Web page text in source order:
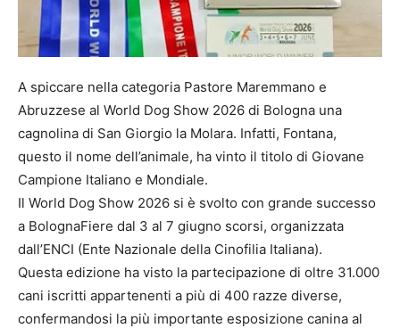
A spiccare nella categoria Pastore Maremmano e
Abruzzese al World Dog Show 2026 di Bologna una
cagnolina di San Giorgio la Molara. Infatti, Fontana,
questo il nome dell’animale, ha vinto il titolo di Giovane
Campione Italiano e Mondiale.
Il World Dog Show 2026 si è svolto con grande successo
a BolognaFiere dal 3 al 7 giugno scorsi, organizzata
dall’ENCI (Ente Nazionale della Cinofilia Italiana).
Questa edizione ha visto la partecipazione di oltre 31.000
cani iscritti appartenenti a più di 400 razze diverse,
confermandosi la più importante esposizione canina al